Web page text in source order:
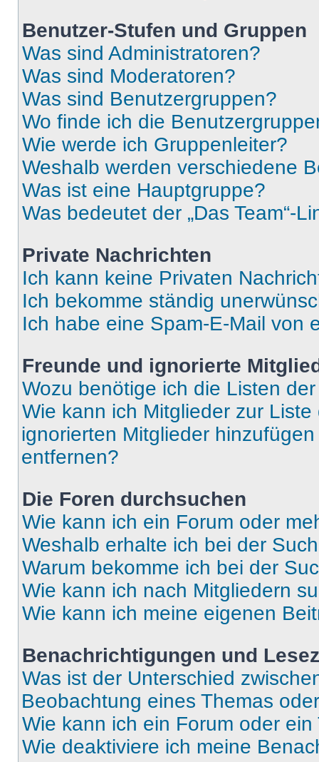
Benutzer-Stufen und Gruppen
Was sind Administratoren?
Was sind Moderatoren?
Was sind Benutzergruppen?
Wo finde ich die
Wie werde ich Gruppenleiter?
Weshalb werden verschiedene
Was ist eine Hauptgruppe?
Was bedeutet der „Das Team“-
Private Nachrichten
Ich kann keine Privaten
Ich bekomme ständig
Ich habe eine Spam-E-Mail von
Freunde und ignorierte
Wozu benötige ich die Listen
Wie kann ich Mitglieder zur
ignorierten Mitglieder
entfernen?
Die Foren durchsuchen
Wie kann ich ein Forum oder
Weshalb erhalte ich bei der
Warum bekomme ich bei der
Wie kann ich nach Mitgliedern
Wie kann ich meine eigenen
Benachrichtigungen und
Was ist der Unterschied
Beobachtung eines Themas
Wie kann ich ein Forum oder
Wie deaktiviere ich meine